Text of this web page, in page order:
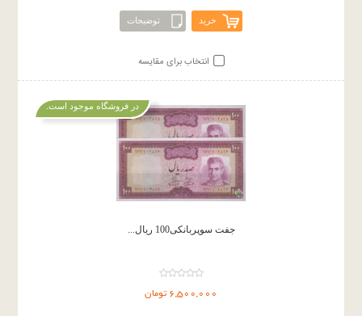
خرید توضیحات
انتخاب برای مقایسه
جفت سوپربانکی100 ریال...
6,500,000 تومان
در فروشگاه موجود است.